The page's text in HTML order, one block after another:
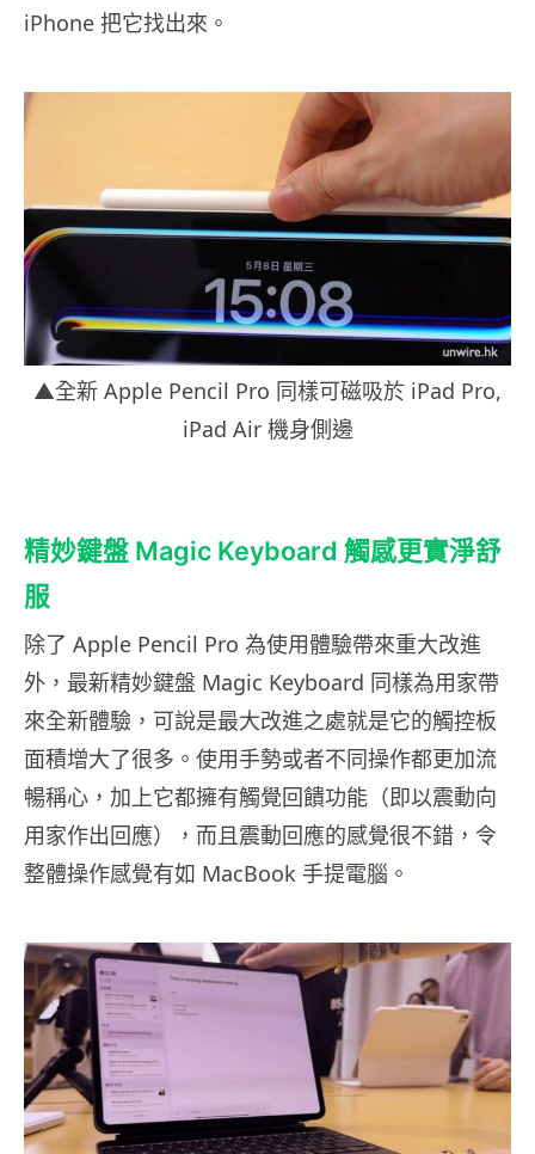
iPhone 把它找出來。
▲全新 Apple Pencil Pro 同樣可磁吸於 iPad Pro,
iPad Air 機身側邊
精妙鍵盤 Magic Keyboard 觸感更實淨舒
服
除了 Apple Pencil Pro 為使用體驗帶來重大改進
外，最新精妙鍵盤 Magic Keyboard 同樣為用家帶
來全新體驗，可說是最大改進之處就是它的觸控板
面積增大了很多。使用手勢或者不同操作都更加流
暢稱心，加上它都擁有觸覺回饋功能（即以震動向
用家作出回應），而且震動回應的感覺很不錯，令
整體操作感覺有如 MacBook 手提電腦。